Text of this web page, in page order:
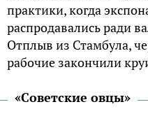
практики, когда
распродавались ради
Отплыв из Стамбула,
рабочие закончили
«Советские овцы»